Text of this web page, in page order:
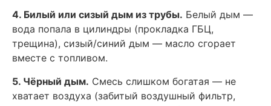
4. Билый или сизый дым из трубы. Белый дым —
вода попала в цилиндры (прокладка ГБЦ,
трещина), сизый/синий дым — масло сгорает
вместе с топливом.
5. Чёрный дым. Смесь слишком богатая — не
хватает воздуха (забитый воздушный фильтр,